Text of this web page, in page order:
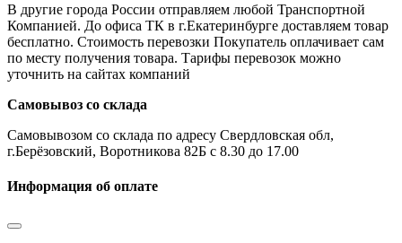
В другие города России отправляем любой Транспортной
Компанией. До офиса ТК в г.Екатеринбурге доставляем товар
бесплатно. Стоимость перевозки Покупатель оплачивает сам
по месту получения товара. Тарифы перевозок можно
уточнить на сайтах компаний
Самовывоз со склада
Самовывозом со склада по адресу Свердловская обл,
г.Берёзовский, Воротникова 82Б с 8.30 до 17.00
Информация об оплате